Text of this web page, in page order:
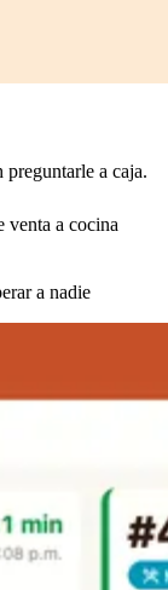
a caja.
venta a cocina
a nadie